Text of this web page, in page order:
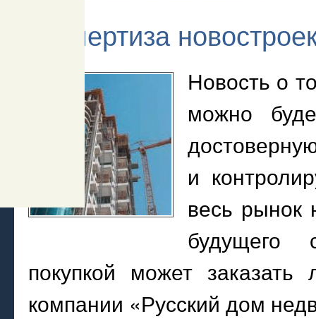
Экспертиза
Новость о
можно
и
весь рынок
будущего
покупкой может
компании «Русский дом